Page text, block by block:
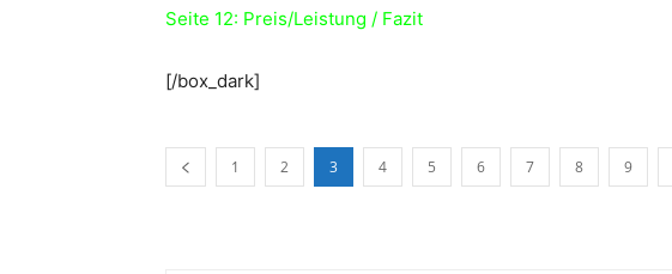
Seite 12: Preis/Leistung / Fazit
[/box_dark]
1 2 3 4 5 6 7 8 9